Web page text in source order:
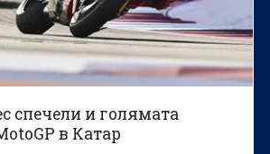
спечели и голямата
в Катар